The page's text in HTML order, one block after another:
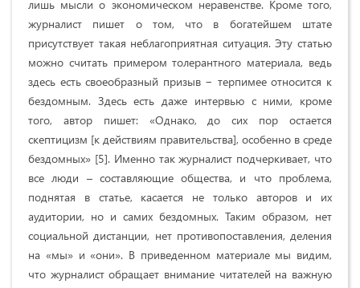
лишь мысли о экономическом неравенстве. Кроме того,
журналист пишет о том, что в богатейшем штате
присутствует такая неблагоприятная ситуация. Эту статью
можно считать примером толерантного материала, ведь
здесь есть своеобразный призыв − терпимее относится к
бездомным. Здесь есть даже интервью с ними, кроме
того, автор пишет: «Однако, до сих пор остается
скептицизм [к действиям правительства], особенно в среде
бездомных» [5]. Именно так журналист подчеркивает, что
все люди – составляющие общества, и что проблема,
поднятая в статье, касается не только авторов и их
аудитории, но и самих бездомных. Таким образом, нет
социальной дистанции, нет противопоставления, деления
на «мы» и «они». В приведенном материале мы видим,
что журналист обращает внимание читателей на важную